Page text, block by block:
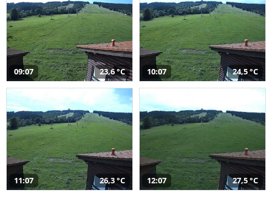
09:07 23,6 °C 10:07 24,5 °C
11:07 26,3 °C 12:07 27,5 °C